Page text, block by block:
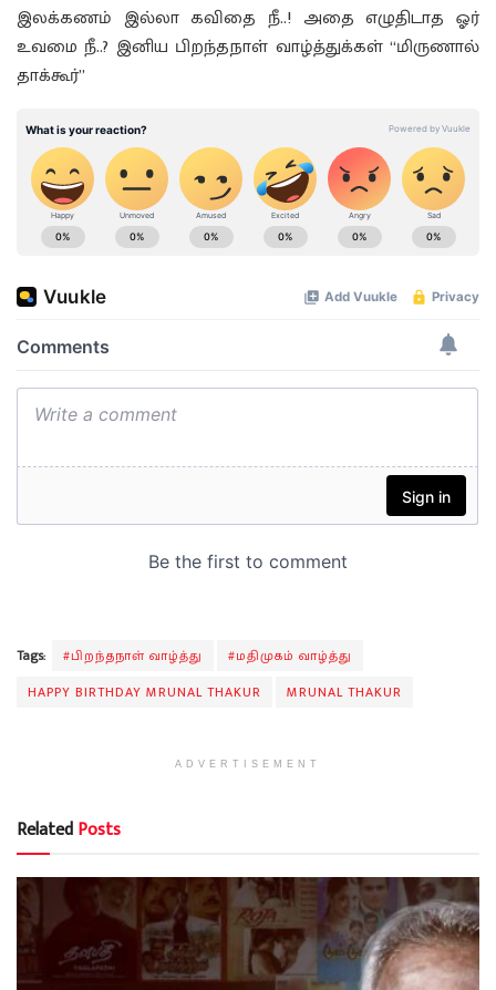
இலக்கணம் இல்லா கவிதை நீ..! அதை எழுதிடாத ஓர்
உவமை நீ..? இனிய பிறந்தநாள் வாழ்த்துக்கள் “மிருணால்
தாக்கூர்”
Tags: #பிறந்தநாள் வாழ்த்து
#மதிமுகம் வாழ்த்து
HAPPY BIRTHDAY MRUNAL THAKUR
MRUNAL THAKUR
ADVERTISEMENT
RelatedPosts